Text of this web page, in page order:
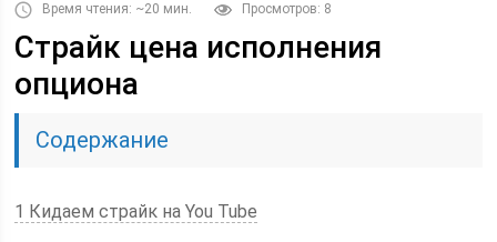
Время чтения: ~20 мин.
Просмотров: 8
Страйк цена исполнения
опциона
Содержание
1 Кидаем страйк на You Tube